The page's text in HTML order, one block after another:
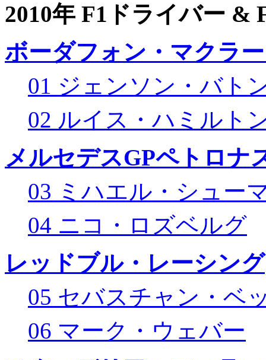
2010年 F1ドライバー &
ボーダフォン・マクラ
01 ジェンソン・バト
02 ルイス・ハミルト
メルセデスGPペトロナ
03 ミハエル・シュー
04 ニコ・ロズベルグ
レッドブル・レーシング
05 セバスチャン・ベ
06 マーク・ウェバー